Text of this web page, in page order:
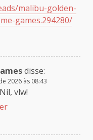
malibu-golden-
games.294280/
disse:
2026 às 08:43
vlw!